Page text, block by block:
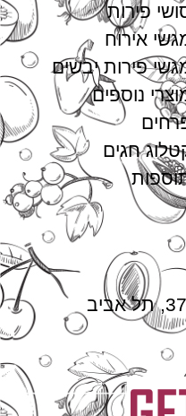
פירות
אירוח
פירות יבשים
נוספים
חגים